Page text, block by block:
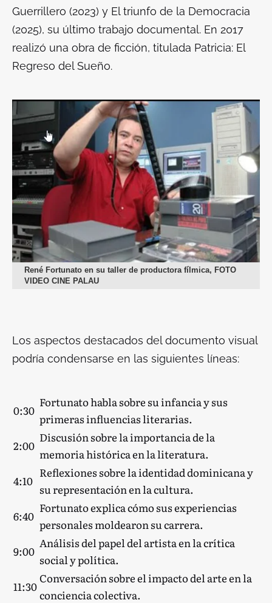
Guerrillero (2023) y El triunfo de la Democracia
(2025), su último trabajo documental. En 2017
realizó una obra de ficción, titulada Patricia: El
Regreso del Sueño.
René Fortunato en su taller de productora fílmica, FOTO
VIDEO CINE PALAU
Los aspectos destacados del documento visual
podría condensarse en las siguientes líneas:
0:30
Fortunato habla sobre su infancia y sus
primeras influencias literarias.
2:00
Discusión sobre la importancia de la
memoria histórica en la literatura.
4:10
Reflexiones sobre la identidad dominicana y
su representación en la cultura.
6:40
Fortunato explica cómo sus experiencias
personales moldearon su carrera.
9:00
Análisis del papel del artista en la crítica
social y política.
11:30
Conversación sobre el impacto del arte en la
conciencia colectiva.